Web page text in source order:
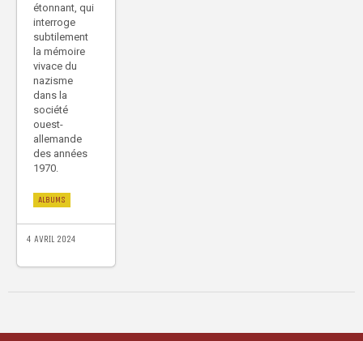
étonnant, qui
interroge
subtilement
la mémoire
vivace du
nazisme
dans la
société
ouest-
allemande
des années
1970.
ALBUMS
4 AVRIL 2024